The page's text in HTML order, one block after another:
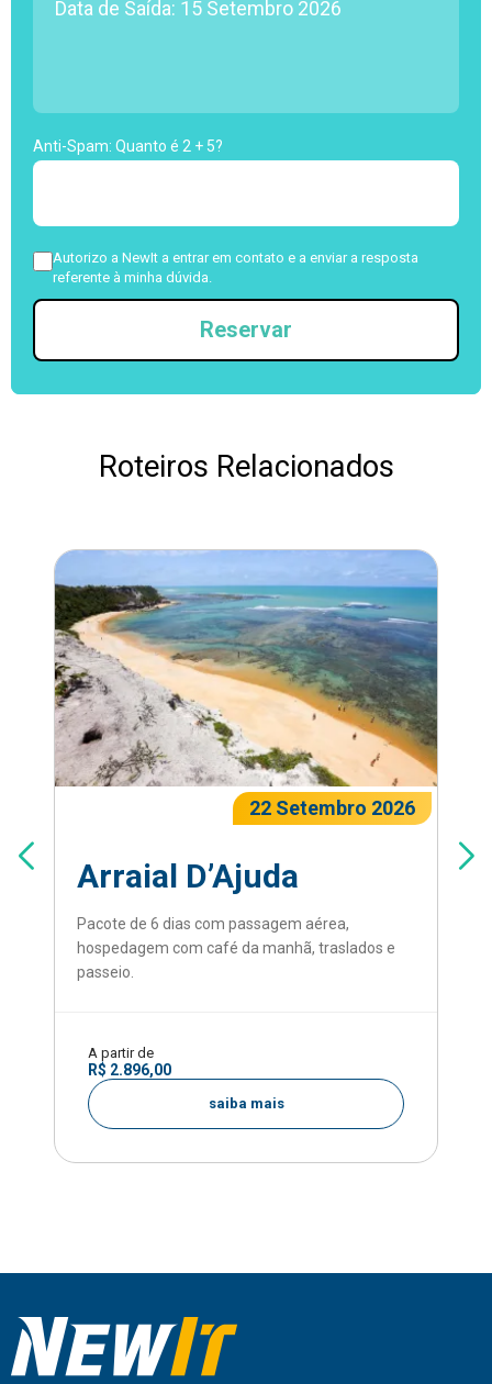
Anti-Spam: Quanto é 2 + 5?
Autorizo a NewIt a entrar em contato e a enviar a resposta
referente à minha dúvida.
Reservar
Roteiros Relacionados
22 Setembro 2026
Arraial D’Ajuda
Pacote de 6 dias com passagem aérea,
hospedagem com café da manhã, traslados e
passeio.
A partir de
R$ 2.896,00
saiba mais